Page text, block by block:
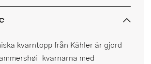
kvarntopp från Kähler är gjord
kvarnarna med